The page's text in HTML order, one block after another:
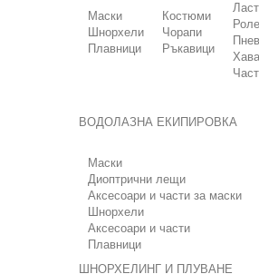
Маски
Шнорхели
Плавници
Костюми
Чорапи
Ръкавици
ВОДОЛАЗНА ЕКИПИРОВКА
Маски
Диоптрични лещи
Аксесоари и части за маски
Шнорхели
Аксесоари и части
Плавници
ШНОРХЕЛИНГ И ПЛУВАНЕ